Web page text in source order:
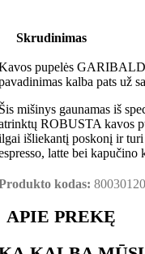
Skrudinimas
pupelės
kalba pats už
mišinys gaunamas iš
ROBUSTA kavos
išliekantį poskonį ir
latte bei kapučino
kodas:
APIE PREKĘ